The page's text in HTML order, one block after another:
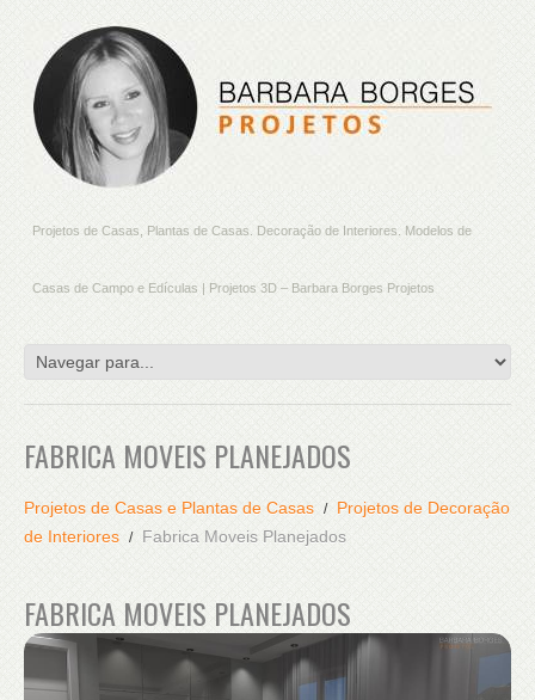
Projetos de Casas, Plantas de Casas. Decoração de Interiores. Modelos de
Casas de Campo e Edículas | Projetos 3D – Barbara Borges Projetos
FABRICA MOVEIS PLANEJADOS
Projetos de Casas e Plantas de Casas
Projetos de Decoração
de Interiores
Fabrica Moveis Planejados
FABRICA MOVEIS PLANEJADOS